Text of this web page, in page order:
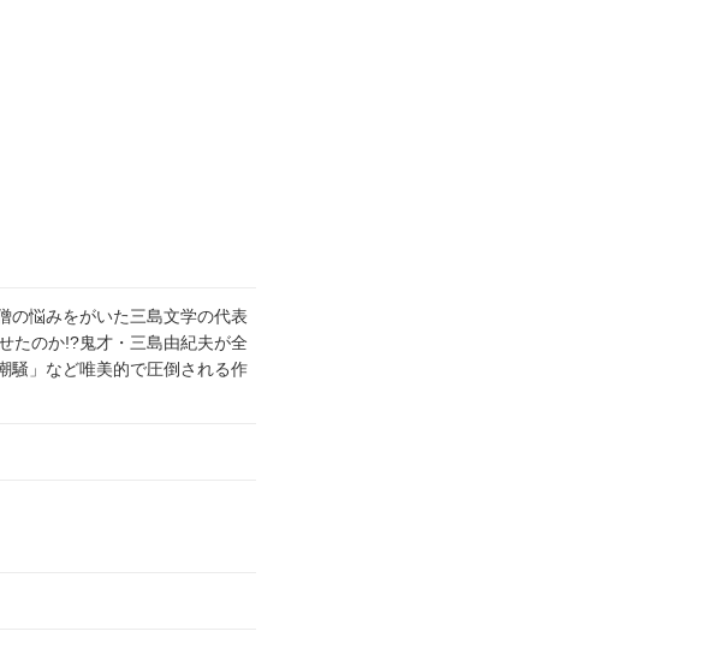
の悩みをがいた三島文学の代表
たのか!?鬼才・三島由紀夫が全
騒」など唯美的で圧倒される作